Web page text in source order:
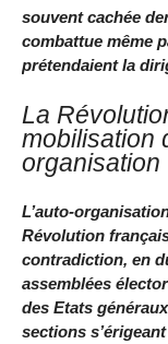
souvent cachée
combattue même
prétendaient la
La
mobilisation
organisation
L’auto-
Révolution
contradiction, en
assemblées
des Etats
sections